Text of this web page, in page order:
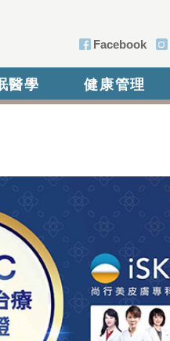
Facebook
醫學 健康管理